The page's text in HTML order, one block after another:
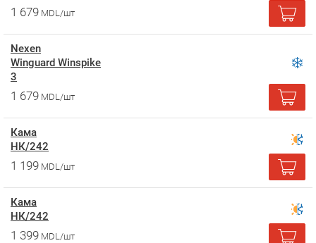
1 679 MDL/шт
Nexen
Winguard Winspike
3
1 679 MDL/шт
Кама
НК/242
1 199 MDL/шт
Кама
НК/242
1 399 MDL/шт